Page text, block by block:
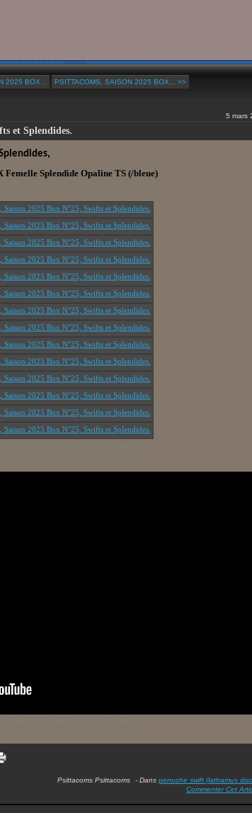
2025 BOX... PSITTACOMS, SAISON 2025 BOX... >>
5 mars
et Splendides.
Femelle Splendide Opaline TS (/bleue)
Psittacoms Psittacoms - Dans perruche swift (lathamus
Commenter Cet